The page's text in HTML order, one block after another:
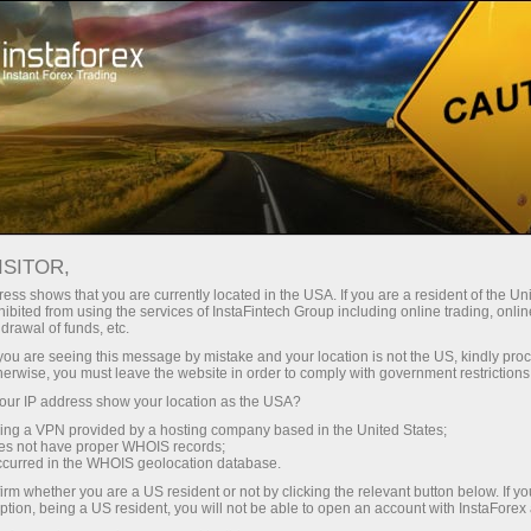
Avec InstaForex, vous accédez à
compétitives : effet de levier
jusqu’à 1:5000, parmi les meilleurs
spreads et commissions du
marché, ainsi que des conditions
avantageuses pour le trading
d’actions et d’indices.
Spreads
Bonus de 30 %
sur chaque dépôt
Vitesse
dans le trading et sur l’autoroute
shows that you are currently located in the USA. If you are a resident of the
from using the services of InstaFintech Group including online trading,
of funds, etc.
are seeing this message by mistake and your location is not the US, kindly
you must leave the website in order to comply with government
IP address show your location as the USA?
a VPN provided by a hosting company based in the United States;
not have proper WHOIS records;
in the WHOIS geolocation database.
whether you are a US resident or not by clicking the relevant button below. If
being a US resident, you will not be able to open an account with InstaForex